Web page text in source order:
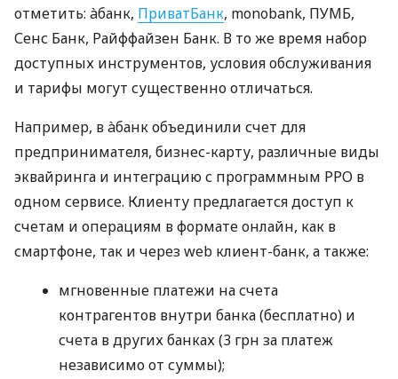
отметить: àбанк, ПриватБанк, monobank, ПУМБ,
Сенс Банк, Райффайзен Банк. В то же время набор
доступных инструментов, условия обслуживания
и тарифы могут существенно отличаться.
Например, в àбанк объединили счет для
предпринимателя, бизнес-карту, различные виды
эквайринга и интеграцию с программным РРО в
одном сервисе. Клиенту предлагается доступ к
счетам и операциям в формате онлайн, как в
смартфоне, так и через web клиент-банк, а также:
мгновенные платежи на счета
контрагентов внутри банка (бесплатно) и
счета в других банках (3 грн за платеж
независимо от суммы);